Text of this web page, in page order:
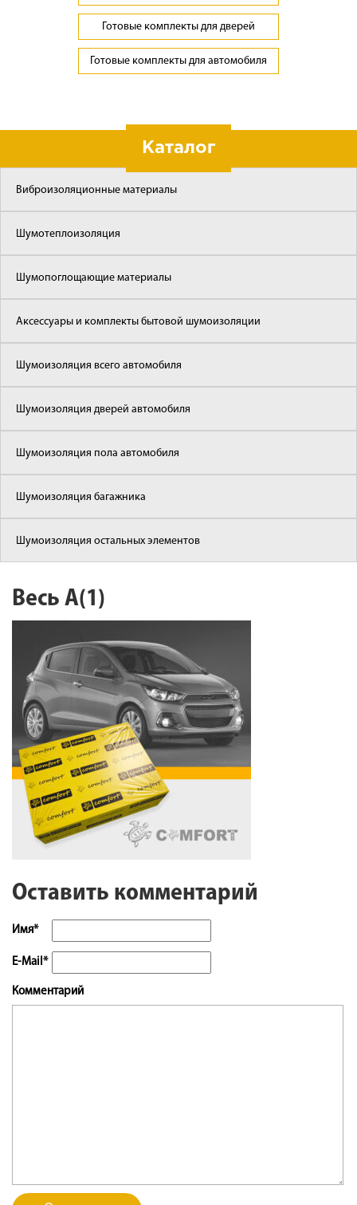
Готовые комплекты для дверей
Готовые комплекты для автомобиля
Каталог
Виброизоляционные материалы
Шумотеплоизоляция
Шумопоглощающие материалы
Аксессуары и комплекты бытовой шумоизоляции
Шумоизоляция всего автомобиля
Шумоизоляция дверей автомобиля
Шумоизоляция пола автомобиля
Шумоизоляция багажника
Шумоизоляция остальных элементов
Весь А(1)
Оставить комментарий
Имя*
E-Mail*
Комментарий